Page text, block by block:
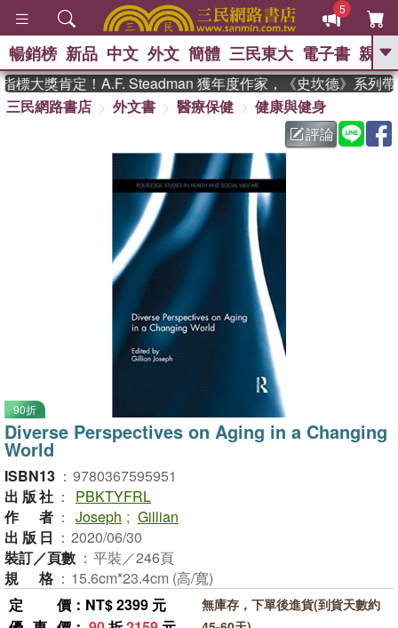
5
GO
熱搜： 東野圭吾 、 高希均教授回憶錄
父親節 、 如果歷
暑期推薦 、 國際布克
獎 臺灣漫遊錄
、 方念華
登輝時代 、 數學女孩：黎曼猜想
偉大的迷走神經
暢銷榜 新品 中文 外文 簡體 三民東大 電子書 親子
標大獎肯定！A.F. Steadman 獲年度作家，《史坎德》系列帶
三民網路書店
外文書 醫療保健
健康與健身
評論
90折
Diverse Perspectives on Aging in a Changing
World
ISBN13 ： 9780367595951
出版社 ：
PBKTYFRL
作者 ： Joseph ; Gillian
出版日 ： 2020/06/30
裝訂／頁數 ： 平裝／246頁
規格 ： 15.6cm*23.4cm (高/寬)
定價 ：NT$ 2399 元
無庫存，下單後進貨(到貨天數約